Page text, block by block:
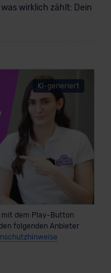
den Kontakt zu
wirklich zählt: Dein
KI-generiert
mit dem Play-Button
folgenden Anbieter